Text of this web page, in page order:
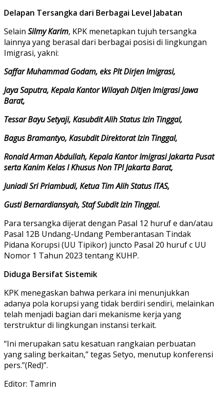
Delapan Tersangka dari Berbagai Level Jabatan
Selain Silmy Karim, KPK menetapkan tujuh tersangka
lainnya yang berasal dari berbagai posisi di lingkungan
Imigrasi, yakni:
Saffar Muhammad Godam, eks Plt Dirjen Imigrasi,
Jaya Saputra, Kepala Kantor Wilayah Ditjen Imigrasi Jawa
Barat,
Tessar Bayu Setyaji, Kasubdit Alih Status Izin Tinggal,
Bagus Bramantyo, Kasubdit Direktorat Izin Tinggal,
Ronald Arman Abdullah, Kepala Kantor Imigrasi Jakarta Pusat
serta Kanim Kelas I Khusus Non TPI Jakarta Barat,
Juniadi Sri Priambudi, Ketua Tim Alih Status ITAS,
Gusti Bernardiansyah, Staf Subdit Izin Tinggal.
Para tersangka dijerat dengan Pasal 12 huruf e dan/atau
Pasal 12B Undang-Undang Pemberantasan Tindak
Pidana Korupsi (UU Tipikor) juncto Pasal 20 huruf c UU
Nomor 1 Tahun 2023 tentang KUHP.
Diduga Bersifat Sistemik
KPK menegaskan bahwa perkara ini menunjukkan
adanya pola korupsi yang tidak berdiri sendiri, melainkan
telah menjadi bagian dari mekanisme kerja yang
terstruktur di lingkungan instansi terkait.
“Ini merupakan satu kesatuan rangkaian perbuatan
yang saling berkaitan,” tegas Setyo, menutup konferensi
pers.”(Red)”.
Editor: Tamrin